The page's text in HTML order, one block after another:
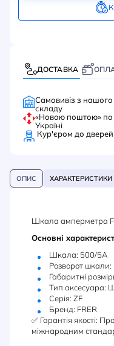
ДОСТАВКА
Самовивіз з нашого
складу
«Новою поштою» по
Україні
Кур'єром до дверей
ОПИС ХАРАКТЕРИСТИКИ
Шкала амперметра
Основні
Шкала: 500/5А
Розворот
Габаритні
Тип аксесуара:
Серія: ZF
Бренд: FRER
✅ Гарантія якості:
міжнародним